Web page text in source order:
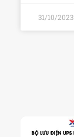
31/10/2023